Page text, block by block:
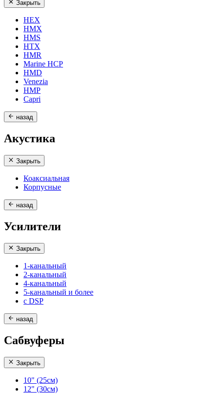
Закрыть
HEX
HMX
HMS
HTX
HMR
Marine HCP
HMD
Venezia
HMP
Capri
назад
Акустика
Закрыть
Коаксиальная
Корпусные
назад
Усилители
Закрыть
1-канальный
2-канальный
4-канальный
5-канальный и более
с DSP
назад
Сабвуферы
Закрыть
10" (25см)
12" (30см)